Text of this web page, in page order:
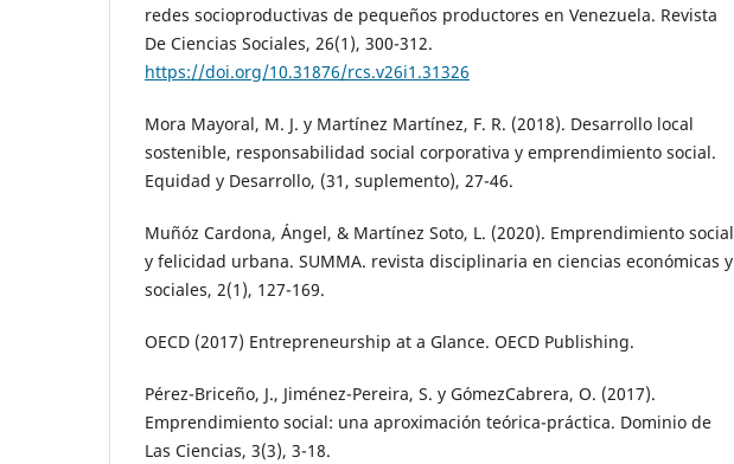
redes socioproductivas de pequeños productores en Venezuela. Revista
De Ciencias Sociales, 26(1), 300-312.
https://doi.org/10.31876/rcs.v26i1.31326
Mora Mayoral, M. J. y Martínez Martínez, F. R. (2018). Desarrollo local
sostenible, responsabilidad social corporativa y emprendimiento social.
Equidad y Desarrollo, (31, suplemento), 27-46.
Muñóz Cardona, Ángel, & Martínez Soto, L. (2020). Emprendimiento social
y felicidad urbana. SUMMA. revista disciplinaria en ciencias económicas y
sociales, 2(1), 127-169.
OECD (2017) Entrepreneurship at a Glance. OECD Publishing.
Pérez-Briceño, J., Jiménez-Pereira, S. y GómezCabrera, O. (2017).
Emprendimiento social: una aproximación teórica-práctica. Dominio de
Las Ciencias, 3(3), 3-18.